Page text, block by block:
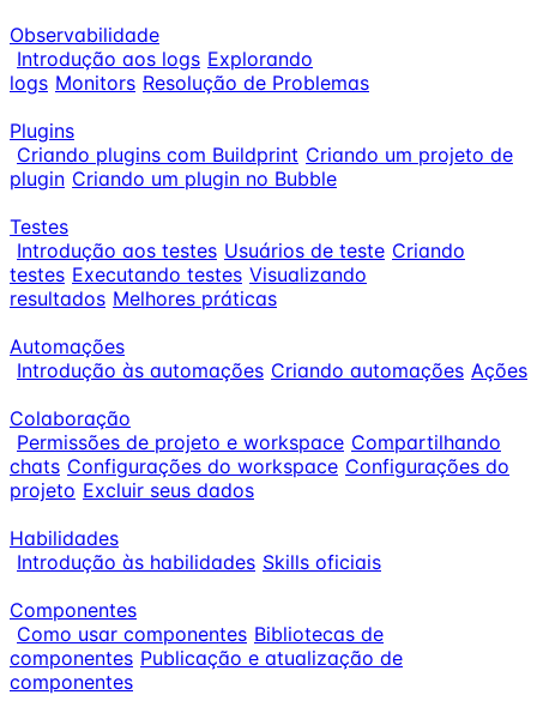
Observabilidade
Introdução aos logs Explorando
logs Monitors Resolução de Problemas
Plugins
Criando plugins com Buildprint Criando um projeto de
plugin Criando um plugin no Bubble
Testes
Introdução aos testes Usuários de teste Criando
testes Executando testes Visualizando
resultados Melhores práticas
Automações
Introdução às automações Criando automações Ações
Colaboração
Permissões de projeto e workspace Compartilhando
chats Configurações do workspace Configurações do
projeto Excluir seus dados
Habilidades
Introdução às habilidades Skills oficiais
Componentes
Como usar componentes Bibliotecas de
componentes Publicação e atualização de
componentes